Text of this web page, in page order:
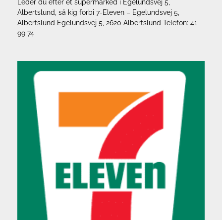
Leder du efter et supermarked i Egelundsvej 5,
Albertslund, så kig forbi 7-Eleven – Egelundsvej 5,
Albertslund Egelundsvej 5, 2620 Albertslund Telefon: 41
99 74